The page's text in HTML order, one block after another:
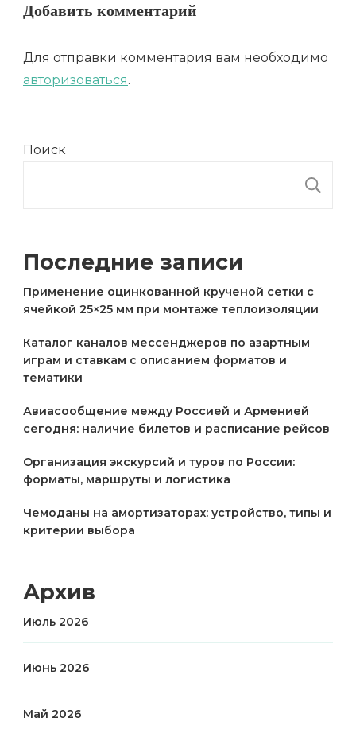
Добавить комментарий
Для отправки комментария вам необходимо
авторизоваться.
Поиск
Последние записи
Применение оцинкованной крученой сетки с
ячейкой 25×25 мм при монтаже теплоизоляции
Каталог каналов мессенджеров по азартным
играм и ставкам с описанием форматов и
тематики
Авиасообщение между Россией и Арменией
сегодня: наличие билетов и расписание рейсов
Организация экскурсий и туров по России:
форматы, маршруты и логистика
Чемоданы на амортизаторах: устройство, типы и
критерии выбора
Архив
Июль 2026
Июнь 2026
Май 2026